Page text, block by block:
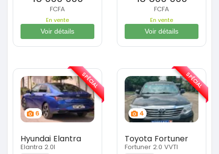
FCFA
En vente
Voir détails
FCFA
En vente
Voir détails
6
Hyundai Elantra
Elantra 2.0l
SPÉCIAL
4
Toyota Fortuner
Fortuner 2.0 VVTI
SPÉCIAL